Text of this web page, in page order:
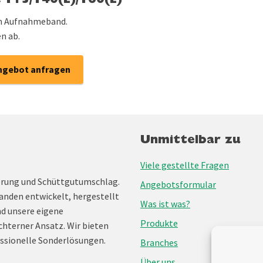
Aufnahmeband.
ab.
anfragen
und Schüttgutumschlag.
entwickelt, hergestellt
unsere eigene
Ansatz. Wir bieten
Sonderlösungen.
Unmittelbar zu
Viele gestellte Fragen
Angebotsformular
Was ist was?
Produkte
Branches